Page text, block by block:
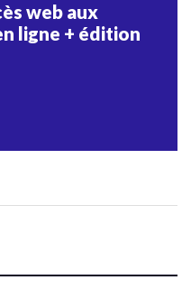
web aux
ligne + édition